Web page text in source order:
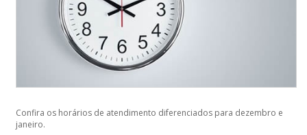
Confira os horários de atendimento diferenciados para dezembro e
janeiro.